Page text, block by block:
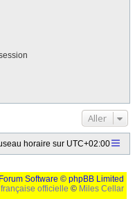
Aller
horaire sur UTC+02:00
Software © phpBB Limited
officielle © Miles Cellar